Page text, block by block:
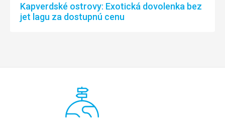
Kapverdské ostrovy: Exotická dovolenka bez
jet lagu za dostupnú cenu